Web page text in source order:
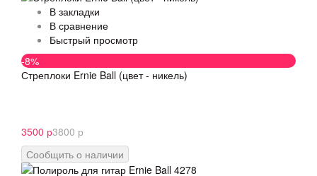
В закладки
В сравнение
Быстрый просмотр
-8%
Стреплоки Ernie Ball (цвет - никель)
3500 р3800 р
Сообщить о наличии